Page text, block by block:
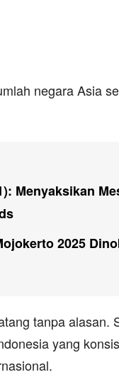
negara Asia
Menyaksikan
2025
tanpa alasan.
yang